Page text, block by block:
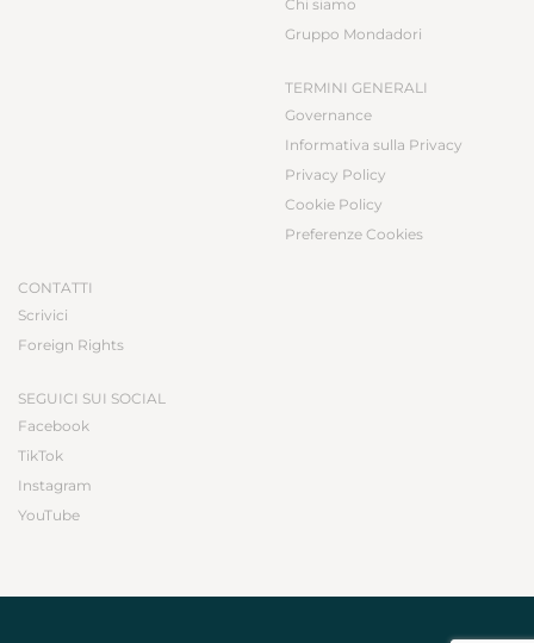
Chi siamo
Gruppo Mondadori
TERMINI GENERALI
Governance
Informativa sulla Privacy
Privacy Policy
Cookie Policy
Preferenze Cookies
CONTATTI
Scrivici
Foreign Rights
SEGUICI SUI SOCIAL
Facebook
TikTok
Instagram
YouTube